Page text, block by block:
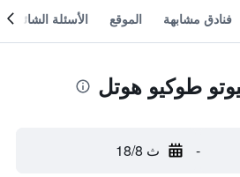
فنادق مشابهة الموقع الأسئلة الشائعة
طوكيو هوتل
- ث 18/8